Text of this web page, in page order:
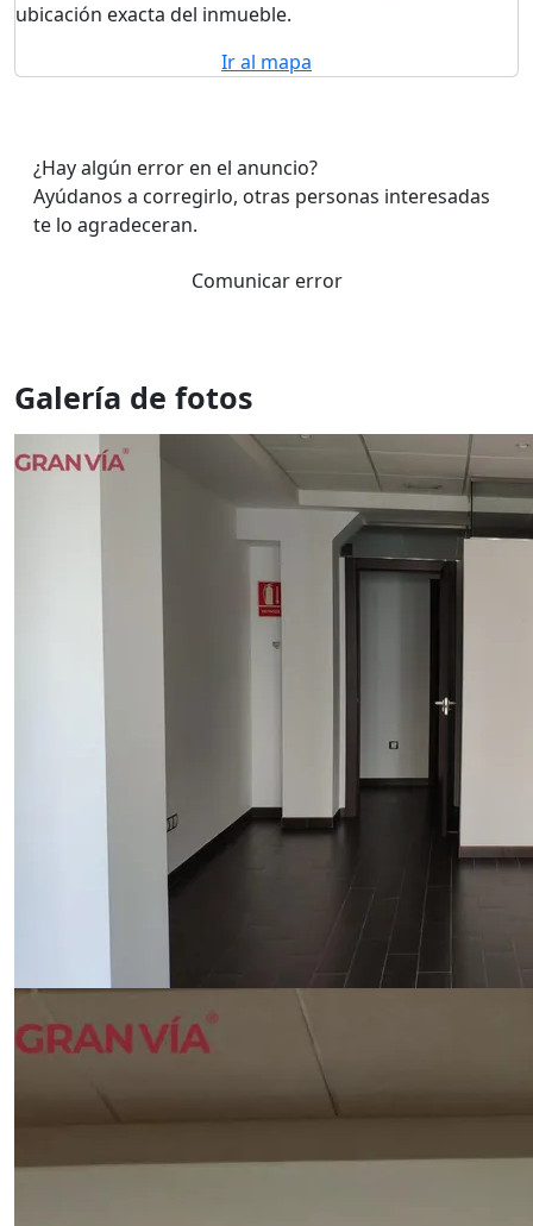
ubicación exacta del inmueble.
Ir al mapa
¿Hay algún error en el anuncio?
Ayúdanos a corregirlo, otras personas interesadas
te lo agradeceran.
Comunicar error
Galería de fotos